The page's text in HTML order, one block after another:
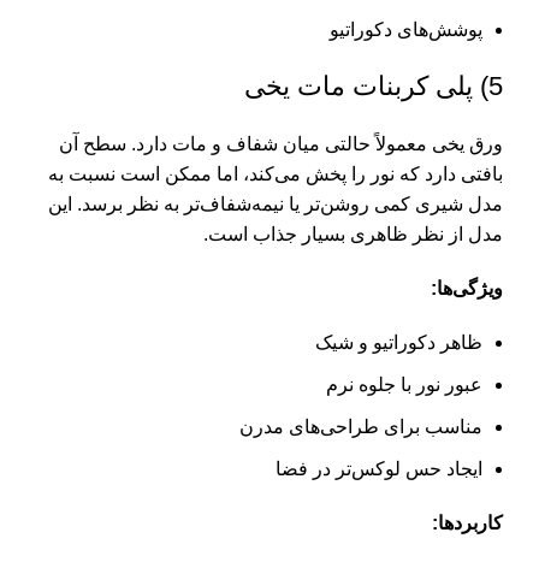
پوشش‌های دکوراتیو
5) پلی کربنات مات یخی
ورق یخی معمولاً حالتی میان شفاف و مات دارد. سطح آن
بافتی دارد که نور را پخش می‌کند، اما ممکن است نسبت به
مدل شیری کمی روشن‌تر یا نیمه‌شفاف‌تر به نظر برسد. این
مدل از نظر ظاهری بسیار جذاب است.
ویژگی‌ها:
ظاهر دکوراتیو و شیک
عبور نور با جلوه نرم
مناسب برای طراحی‌های مدرن
ایجاد حس لوکس‌تر در فضا
کاربردها: